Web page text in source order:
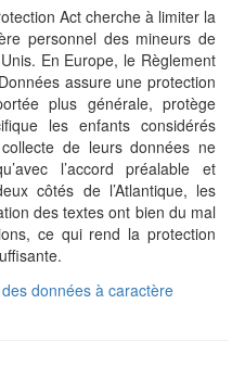
Act cherche à limiter la
personnel des mineurs de
En Europe, le Règlement
assure une protection
plus générale, protège
les enfants considérés
de leurs données ne
l’accord préalable et
côtés de l’Atlantique, les
des textes ont bien du mal
ce qui rend la protection
données à caractère